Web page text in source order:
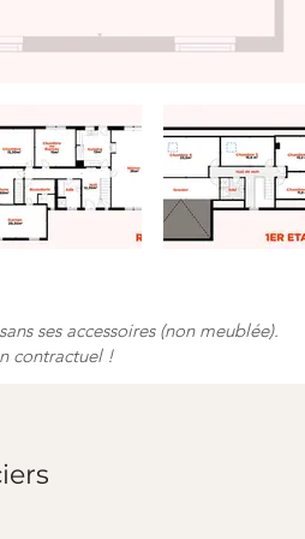
ses accessoires (non meublée).
contractuel !